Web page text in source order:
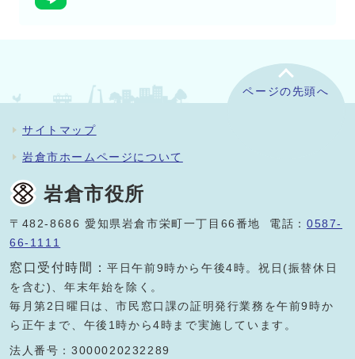
ページの先頭へ
サイトマップ
岩倉市ホームページについて
岩倉市役所
〒482-8686 愛知県岩倉市栄町一丁目66番地 電話：0587-
66-1111
窓口受付時間：平日午前9時から午後4時。祝日(振替休日
を含む)、年末年始を除く。
毎月第2日曜日は、市民窓口課の証明発行業務を午前9時か
ら正午まで、午後1時から4時まで実施しています。
法人番号：3000020232289